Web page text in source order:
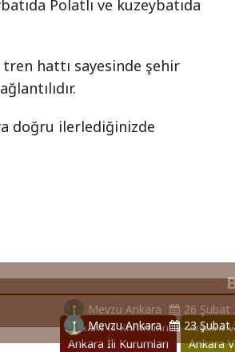
Polatlı ve kuzeybatıda
hattı sayesinde şehir
doğru ilerlediğinizde
Ankara İli Kurumları
Ankara
Mevzu Ankara 26 Şubat
Ankara İli Kurumları
Ankara
Mevzu Ankara 23 Şubat